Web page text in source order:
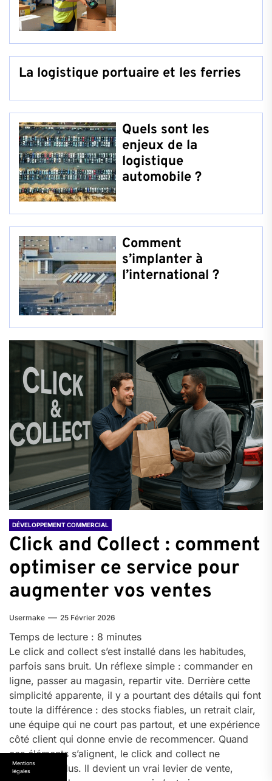
Mentions
légales
La logistique portuaire et les ferries
Quels sont les
enjeux de la
logistique
automobile ?
Comment
s’implanter à
l’international ?
DÉVELOPPEMENT COMMERCIAL
Click and Collect : comment
optimiser ce service pour
augmenter vos ventes
Usermake 25 Février 2026
Temps de lecture : 8 minutes
Le click and collect s’est installé dans les habitudes,
parfois sans bruit. Un réflexe simple : commander en
ligne, passer au magasin, repartir vite. Derrière cette
simplicité apparente, il y a pourtant des détails qui font
toute la différence : des stocks fiables, un retrait clair,
une équipe qui ne court pas partout, et une expérience
côté client qui donne envie de recommencer. Quand
ces éléments s’alignent, le click and collect ne
“dépanne” plus. Il devient un vrai levier de vente,